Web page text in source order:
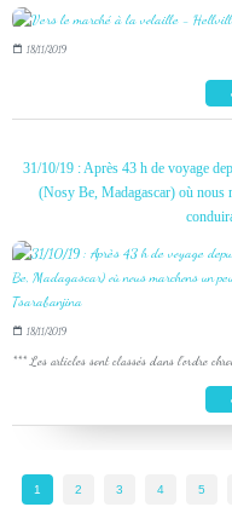
18/11/2019
31/10/19 : Après 43 h de voyage
(Nosy Be, Madagascar) où nous
18/11/2019
*** Les articles sont classés dans l'ordre
1 2 3 4 5